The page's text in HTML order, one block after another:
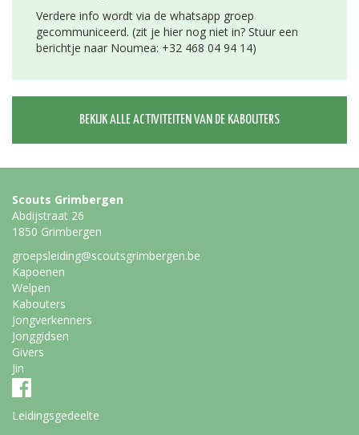
Verdere info wordt via de whatsapp groep
gecommuniceerd. (zit je hier nog niet in? Stuur een
berichtje naar Noumea: +32 468 04 94 14)
BEKIJK ALLE ACTIVITEITEN VAN DE KABOUTERS
Scouts Grimbergen
Abdijstraat 26
1850 Grimbergen
groepsleiding@scoutsgrimbergen.be
Kapoenen
Welpen
Kabouters
Jongverkenners
Jonggidsen
Givers
Jin
Leidingsgedeelte